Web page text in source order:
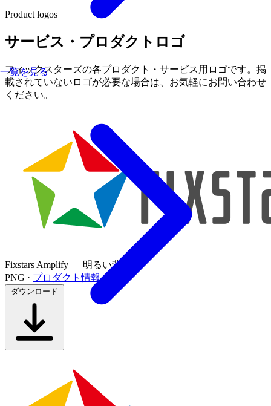
一覧を見る
Product logos
サービス・プロダクトロゴ
フィックスターズの各プロダクト・サービス用ロゴです。掲
載されていないロゴが必要な場合は、お気軽にお問い合わせ
ください。
Fixstars Amplify — 明るい背景用
PNG · プロダクト情報
ダウンロード